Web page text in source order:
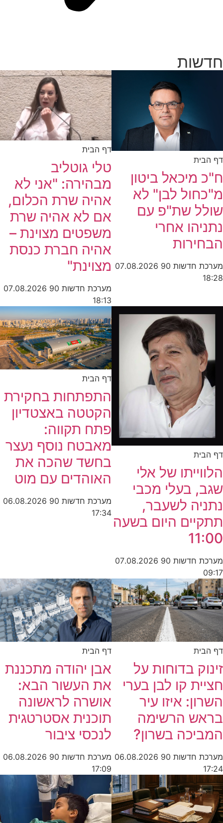
חדשות
דף הבית
ח"כ מיכאל ביטון
מ"כחול לבן" לא
שולל שת"פ עם
נתניהו אחרי
הבחירות
מערכת חדשות 90
07.08.2026
18:28
דף הבית
טלי גוטליב
מבהירה: "אני לא
אהיה שרת הכלום,
אם לא אהיה שרת
משפטים מצוינת –
אהיה חברת כנסת
מצוינת"
מערכת חדשות 90
07.08.2026
18:13
דף הבית
הלווייתו של אלי
שגב, בעלי מכבי
נתניה לשעבר,
תתקיים היום בשעה
11:00
מערכת חדשות 90
07.08.2026
09:17
דף הבית
התפתחות בחקירת
הקטטה באצטדיון
פתח תקווה:
מאבטח נוסף נעצר
בחשד שהכה את
האוהדים עם מוט
מערכת חדשות 90
06.08.2026
17:34
דף הבית
זינוק בדוחות על
חציית קו לבן בערי
השרון: איזו עיר
בראש הרשימה
המביכה בשרון?
מערכת חדשות 90
06.08.2026
17:24
דף הבית
אבן יהודה מתכננת
את העשור הבא:
אושרה לראשונה
תוכנית אסטרטגית
לנכסי ציבור
מערכת חדשות 90
06.08.2026
17:09